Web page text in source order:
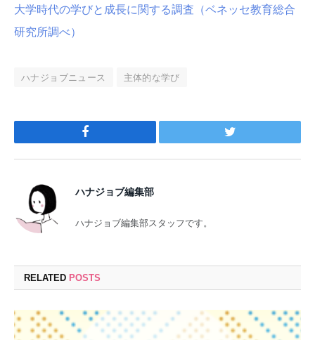
大学時代の学びと成長に関する調査（ベネッセ教育総合
研究所調べ）
ハナジョブニュース 主体的な学び
Facebook Twitter
ハナジョブ編集部
ハナジョブ編集部スタッフです。
RELATED POSTS